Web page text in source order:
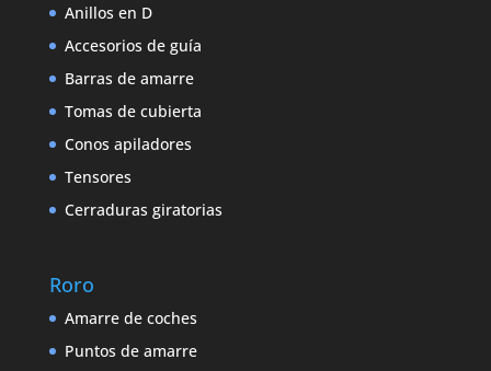
Anillos en D
Accesorios de guía
Barras de amarre
Tomas de cubierta
Conos apiladores
Tensores
Cerraduras giratorias
Roro
Amarre de coches
Puntos de amarre